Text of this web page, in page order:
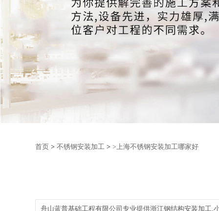
首页 > 不锈钢安装加工 > >上海不锈钢安装加工哪家好
舟山蓝普基础工程有限公司专业提供浙江钢结构安装加工